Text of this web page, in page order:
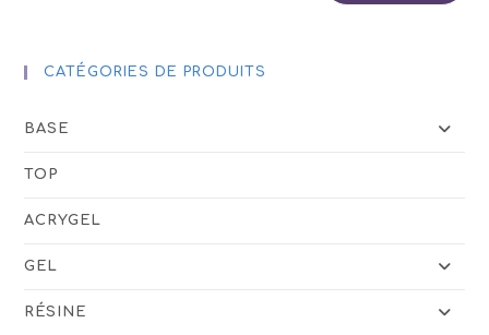
CATÉGORIES DE PRODUITS
BASE
TOP
ACRYGEL
GEL
RÉSINE